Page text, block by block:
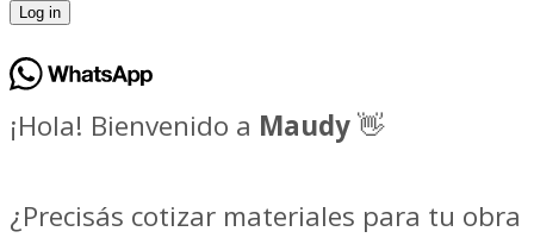
Log in
¡Hola! Bienvenido a Maudy👋
¿Precisás cotizar materiales para tu obra